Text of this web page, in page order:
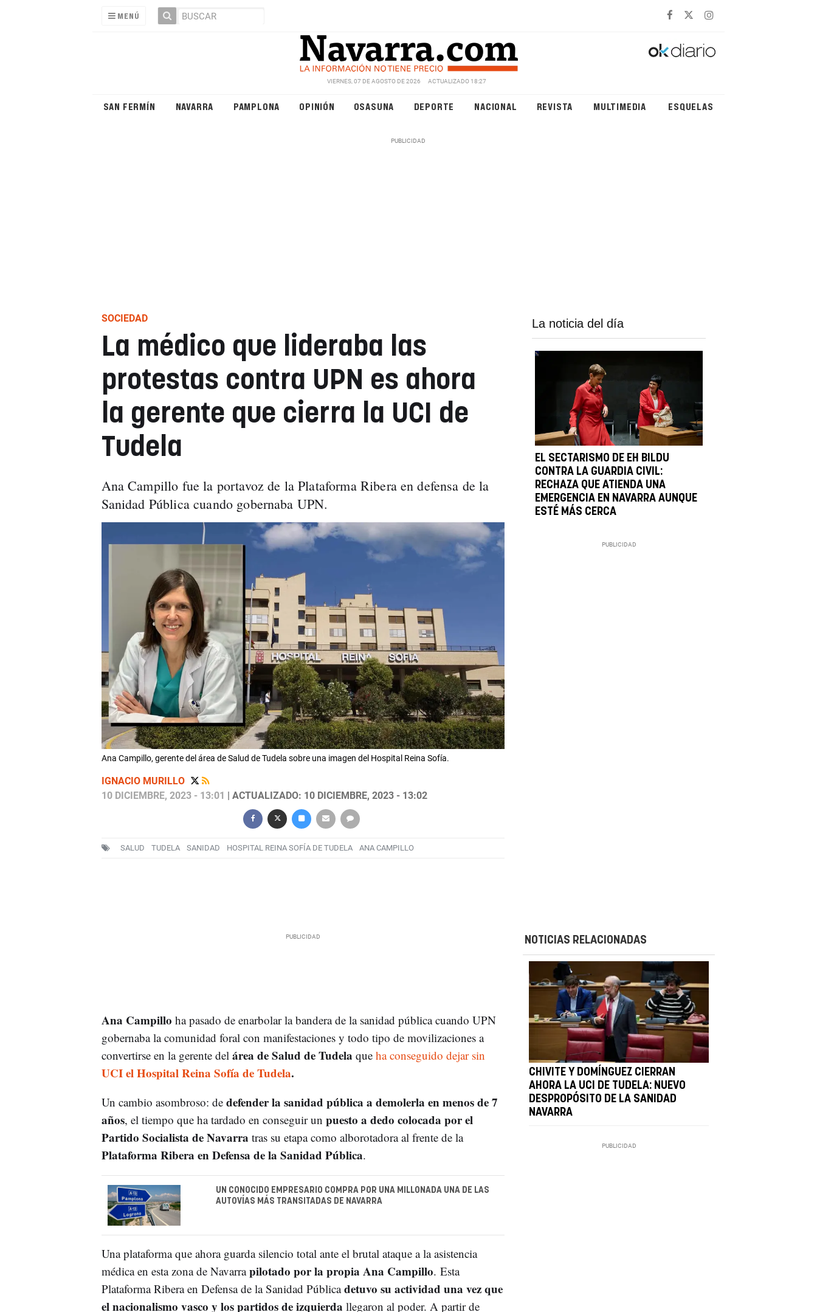
MENÚ
VIERNES, 07 DE AGOSTO DE 2026 ACTUALIZADO 18:27
SAN FERMÍN NAVARRA PAMPLONA OPINIÓN OSASUNA DEPORTE NACIONAL REVISTA MULTIMEDIA ESQUELAS
SOCIEDAD
La médico que lideraba las
protestas contra UPN es ahora
la gerente que cierra la UCI de
Tudela
Ana Campillo fue la portavoz de la Plataforma Ribera en defensa de la
Sanidad Pública cuando gobernaba UPN.
Ana Campillo, gerente del área de Salud de Tudela sobre una imagen del Hospital Reina Sofía.
IGNACIO MURILLO
10 DICIEMBRE, 2023 - 13:01 | ACTUALIZADO: 10 DICIEMBRE, 2023 - 13:02
SALUD TUDELA SANIDAD HOSPITAL REINA SOFÍA DE TUDELA ANA CAMPILLO
La noticia del día
EL SECTARISMO DE EH BILDU
CONTRA LA GUARDIA CIVIL:
RECHAZA QUE ATIENDA UNA
EMERGENCIA EN NAVARRA AUNQUE
ESTÉ MÁS CERCA
Ana Campillo ha pasado de enarbolar la bandera de la sanidad pública cuando UPN
gobernaba la comunidad foral con manifestaciones y todo tipo de movilizaciones a
convertirse en la gerente del área de Salud de Tudela que ha conseguido dejar sin
UCI el Hospital Reina Sofía de Tudela.
Un cambio asombroso: de defender la sanidad pública a demolerla en menos de 7
años, el tiempo que ha tardado en conseguir un puesto a dedo colocada por el
Partido Socialista de Navarra tras su etapa como alborotadora al frente de la
Plataforma Ribera en Defensa de la Sanidad Pública.
UN CONOCIDO EMPRESARIO COMPRA POR UNA MILLONADA UNA DE LAS
AUTOVÍAS MÁS TRANSITADAS DE NAVARRA
Una plataforma que ahora guarda silencio total ante el brutal ataque a la asistencia
médica en esta zona de Navarrapilotado por la propia Ana Campillo. Esta
Plataforma Ribera en Defensa de la Sanidad Públicadetuvo su actividad una vez que
el nacionalismo vasco y los partidos de izquierda llegaron al poder. A partir de
NOTICIAS RELACIONADAS
CHIVITE Y DOMÍNGUEZ CIERRAN
AHORA LA UCI DE TUDELA: NUEVO
DESPROPÓSITO DE LA SANIDAD
NAVARRA